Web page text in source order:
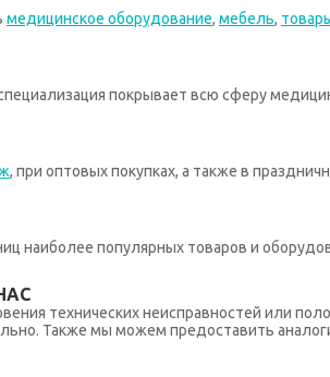
медицинское оборудование, мебель,
покрывает всю сферу
, при оптовых покупках, а также в
наиболее популярных товаров и
технических неисправностей или
Также мы можем предоставить